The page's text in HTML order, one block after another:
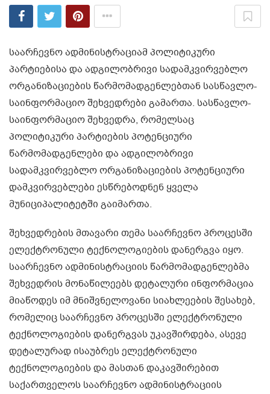
საარჩევნო ადმინისტრაციამ პოლიტიკური
პარტიებისა და ადგილობრივი სადამკვირვებლო
ორგანიზაციების წარმომადგენლებთან სასწავლო-
საინფორმაციო შეხვედრები გამართა. სასწავლო-
საინფორმაციო შეხვედრა, რომელსაც
პოლიტიკური პარტიების პოტენციური
წარმომადგენლები და ადგილობრივი
სადამკვირვებლო ორგანიზაციების პოტენციური
დამკვირვებლები ესწრებოდნენ ყველა
მუნიციპალიტეტში გაიმართა.
შეხვედრების მთავარი თემა საარჩევნო პროცესში
ელექტრონული ტექნოლოგიების დანერგვა იყო.
საარჩევნო ადმინისტრაციის წარმომადგენლებმა
შეხვედრის მონაწილეებს დეტალური ინფორმაცია
მიაწოდეს იმ მნიშვნელოვანი სიახლეების შესახებ,
რომელიც საარჩევნო პროცესში ელექტრონული
ტექნოლოგიების დანერგვას უკავშირდება, ასევე
დეტალურად ისაუბრეს ელექტრონული
ტექნოლოგიების და მასთან დაკავშირებით
საქართველოს საარჩევნო ადმინისტრაციის